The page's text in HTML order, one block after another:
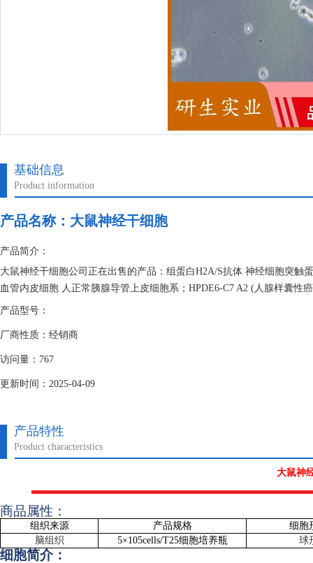
基础信息
Product information
产品名称： 大鼠神经干细胞
产品简介：
大鼠神经干细胞公司正在出售的产品：组蛋白H2A/S抗体 神经细胞突触
血管内皮细胞 人正常胰腺导管上皮细胞系；HPDE6-C7 A2 (人腺样囊性
产品型号：
厂商性质：经销商
访问量：767
更新时间：2025-04-09
产品特性
Product characteristics
大鼠神
商品属性：
组织来源 产品规格
细胞
脑组织
5×105cells/T25细胞培养瓶 球
细胞简介：